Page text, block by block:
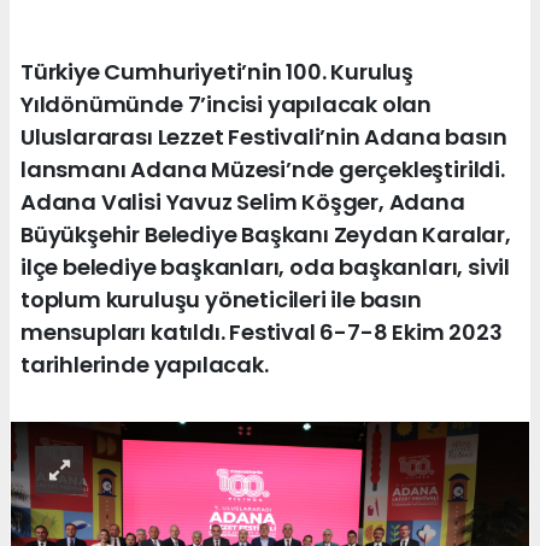
Türkiye Cumhuriyeti’nin 100. Kuruluş
Yıldönümünde 7’incisi yapılacak olan
Uluslararası Lezzet Festivali’nin Adana basın
lansmanı Adana Müzesi’nde gerçekleştirildi.
Adana Valisi Yavuz Selim Köşger, Adana
Büyükşehir Belediye Başkanı Zeydan Karalar,
ilçe belediye başkanları, oda başkanları, sivil
toplum kuruluşu yöneticileri ile basın
mensupları katıldı. Festival 6-7-8 Ekim 2023
tarihlerinde yapılacak.